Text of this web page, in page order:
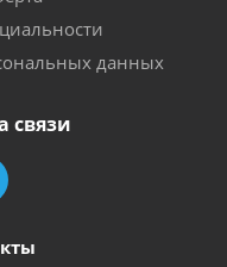
данных
связи